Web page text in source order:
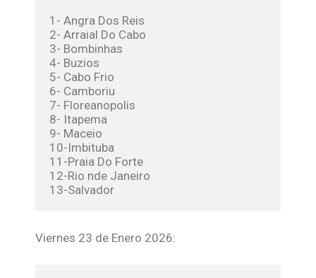
1- Angra Dos Reis
2- Arraial Do Cabo
3- Bombinhas
4- Buzios
5- Cabo Frio
6- Camboriu
7- Floreanopolis
8- Itapema
9- Maceio
10-Imbituba
11-Praia Do Forte
12-Rio nde Janeiro
13-Salvador
Viernes 23 de Enero 2026: